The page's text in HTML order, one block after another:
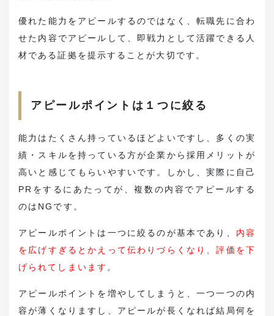
優れた能力をアピールするのではなく、転職先に合わ
せた内容でアピールして、即戦力として活躍できる人
材である証拠を提示することが大切です。
アピールポイントは１つに絞る
能力はたくさん持っているほどよいですし、多くの実
績・スキルを持っている方が企業から採用メリットが
高いと感じてもらいやすいです。しかし、実際に自己
PRをするにあたってが、複数の内容でアピールする
のはNGです。
アピールポイントは一つに絞るのが基本であり、 内容
を広げすぎるとかえって伝わりづらくなり、評価を下
げられてしまいます 。
アピールポイントを増やしてしまうと、一つ一つの内
容が薄くなりますし、アピールが長くなれば結局何を